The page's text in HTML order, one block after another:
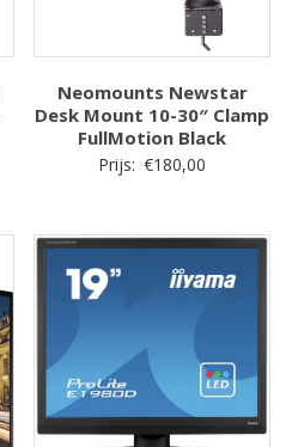
Neomounts Newstar
Desk Mount 10-30″ Clamp
FullMotion Black
Prijs: €180,00